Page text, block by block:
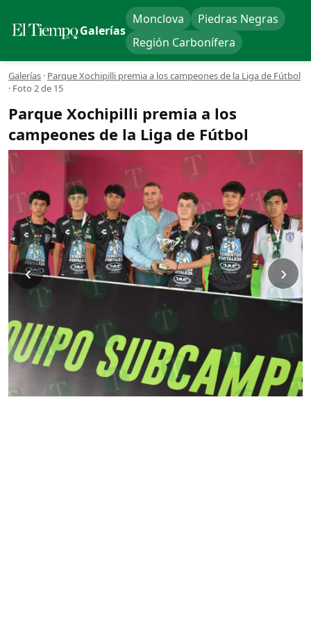
Galerías
Monclova
Piedras Negras
Región Carbonífera
Galerías · Parque Xochipilli premia a los campeones de la Liga de Fútbol
· Foto 2 de 15
Parque Xochipilli premia a los
campeones de la Liga de Fútbol
‹ ›